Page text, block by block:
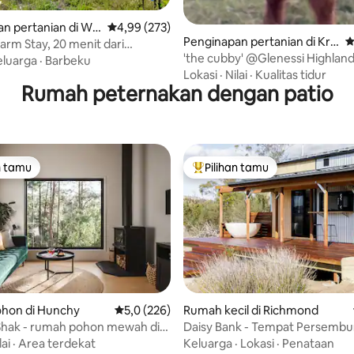
pertanian di Wal Nilai rata-rata 4,99 dari 5, 273 ulasan
4,99 (273)
Stay, 20 menit dari
· Barbeku
Penginapan pertanian di Kre
mnos
'the cubby' @Glenessi
Lokasi · Nilai · Kualitas tidur
Rumah peternakan dengan patio
terpopuler
tamu
di Hunchy Nilai rata-rata 5,0 dari 5, 226 ulasan
5,0 (226)
- rumah pohon mewah di
· Area terdekat
Pilihan tamu terpopuler
Pilihan tamu
Rumah kecil di Richmond
Daisy Bank - Tempat
Kecil
Keluarga · Lokasi · Penataan